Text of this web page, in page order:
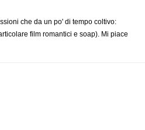
che da un po' di tempo coltivo:
film romantici e soap). Mi piace